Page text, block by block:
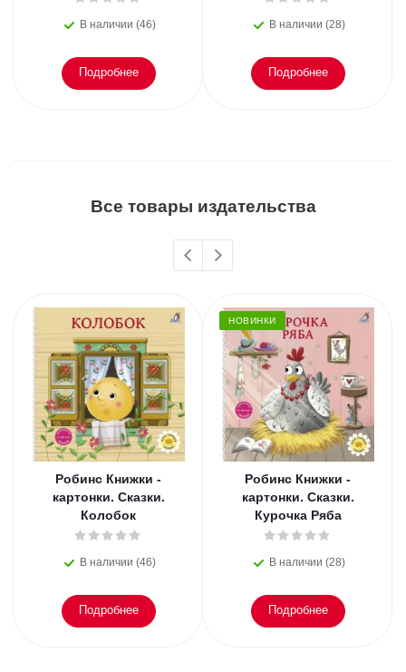
В наличии (46)
Подробнее
В наличии (28)
Подробнее
Все товары издательства
Робинс Книжки -
картонки. Сказки.
Колобок
В наличии (46)
Подробнее
НОВИНКИ
Робинс Книжки -
картонки. Сказки.
Курочка Ряба
В наличии (28)
Подробнее